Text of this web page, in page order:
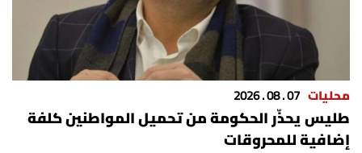
محليات 07 . 08 . 2026
طليس يحذّر الحكومة من تحميل المواطنين كلفة
إضافية للمحروقات